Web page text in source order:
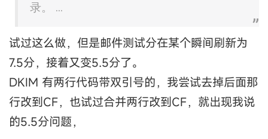
录。 ...
试过这么做，但是邮件测试分在某个瞬间刷新为
7.5分，接着又变5.5分了。
DKIM 有两行代码带双引号的，我尝试去掉后面那
行改到CF，也试过合并两行改到CF，就出现我说
的5.5分问题，